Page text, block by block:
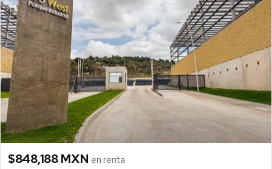
$848,188 MXN en renta